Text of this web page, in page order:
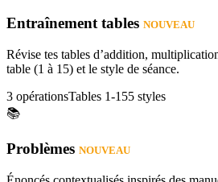
Entraînement tables NOUVEAU
Révise tes tables d’addition,
table (1 à 15) et le style de séance.
3 opérationsTables 1-155 styles
📚
Problèmes NOUVEAU